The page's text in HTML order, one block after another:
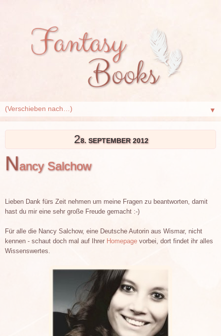
▼
28. SEPTEMBER 2012
Nancy Salchow
Lieben Dank fürs Zeit nehmen um meine Fragen zu beantworten, damit
hast du mir eine sehr große Freude gemacht :-)
Für alle die Nancy Salchow, eine Deutsche Autorin aus Wismar, nicht
kennen - schaut doch mal auf Ihrer Homepage vorbei, dort findet ihr alles
Wissenswertes.